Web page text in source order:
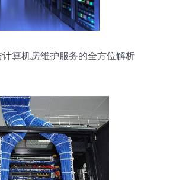
计算机房维护服务的全方位解析